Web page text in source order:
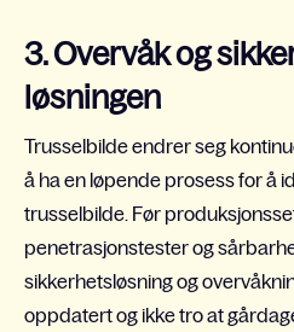
3. Overvåk og
løsningen
Trusselbilde endrer seg
å ha en løpende prosess for å
trusselbilde. Før
penetrasjonstester og
sikkerhetsløsning og
oppdatert og ikke tro at